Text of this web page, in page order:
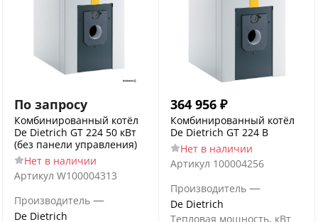
По запросу
Комбинированный котёл
De Dietrich GT 224 50 кВт
(без панели управления)
Нет в наличии
Артикул W100004313
Производитель —
De Dietrich
364 956 ₽
Комбинированный котёл
De Dietrich GT 224 B
Нет в наличии
Артикул 100004256
Производитель —
De Dietrich
Тепловая мощность, кВт